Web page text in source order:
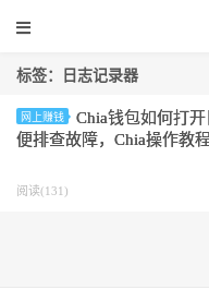
标签：日志记录器
网上赚钱
Chia钱包如何打
便排查故障，Chia操作教
阅读(131)